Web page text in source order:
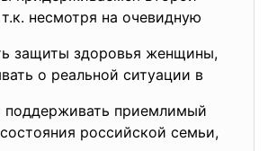
несмотря на очевидную
защиты здоровья женщины,
о реальной ситуации в
поддерживать приемлимый
российской семьи,